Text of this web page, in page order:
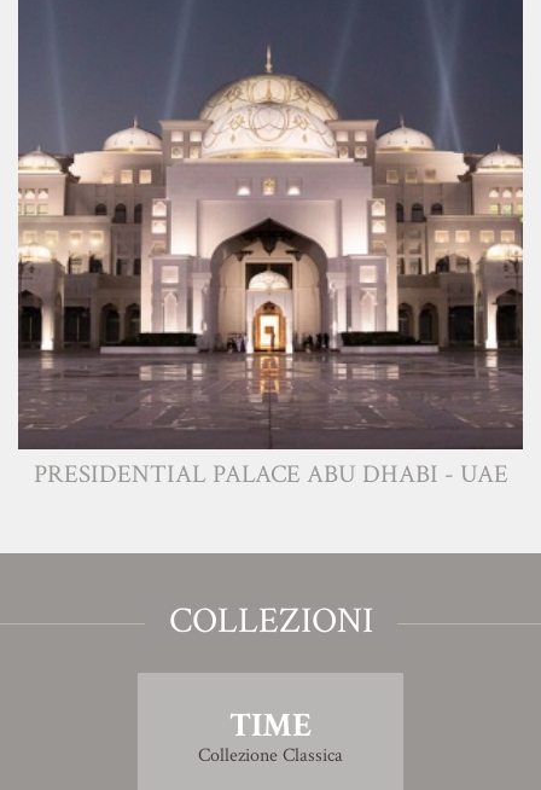
PRESIDENTIAL PALACE ABU DHABI - UAE
COLLEZIONI
TIME
Collezione Classica